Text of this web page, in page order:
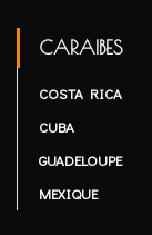
CARAIBES
COSTA RICA
CUBA
GUADELOUPE
MEXIQUE